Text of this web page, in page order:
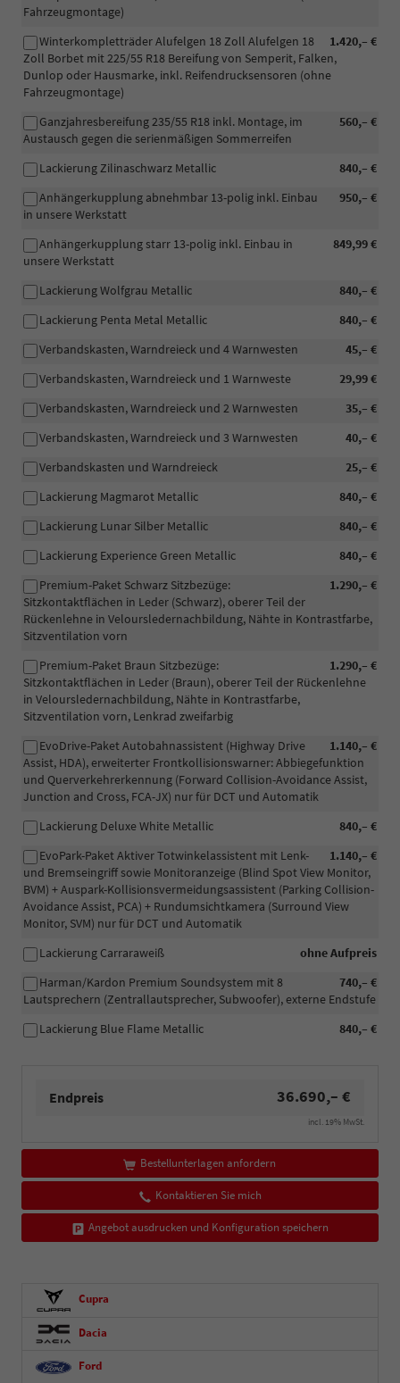
Fahrzeugmontage)
1.420,– €
Winterkompletträder Alufelgen 18 Zoll Alufelgen 18
Zoll Borbet mit 225/55 R18 Bereifung von Semperit, Falken,
Dunlop oder Hausmarke, inkl. Reifendrucksensoren (ohne
Fahrzeugmontage)
560,– €
Ganzjahresbereifung 235/55 R18 inkl. Montage, im
Austausch gegen die serienmäßigen Sommerreifen
840,– €
Lackierung Zilinaschwarz Metallic
950,– €
Anhängerkupplung abnehmbar 13-polig inkl. Einbau
in unsere Werkstatt
849,99 €
Anhängerkupplung starr 13-polig inkl. Einbau in
unsere Werkstatt
840,– €
Lackierung Wolfgrau Metallic
840,– €
Lackierung Penta Metal Metallic
45,– €
Verbandskasten, Warndreieck und 4 Warnwesten
29,99 €
Verbandskasten, Warndreieck und 1 Warnweste
35,– €
Verbandskasten, Warndreieck und 2 Warnwesten
40,– €
Verbandskasten, Warndreieck und 3 Warnwesten
25,– €
Verbandskasten und Warndreieck
840,– €
Lackierung Magmarot Metallic
840,– €
Lackierung Lunar Silber Metallic
840,– €
Lackierung Experience Green Metallic
1.290,– €
Premium-Paket Schwarz Sitzbezüge:
Sitzkontaktflächen in Leder (Schwarz), oberer Teil der
Rückenlehne in Veloursledernachbildung, Nähte in Kontrastfarbe,
Sitzventilation vorn
1.290,– €
Premium-Paket Braun Sitzbezüge:
Sitzkontaktflächen in Leder (Braun), oberer Teil der Rückenlehne
in Veloursledernachbildung, Nähte in Kontrastfarbe,
Sitzventilation vorn, Lenkrad zweifarbig
1.140,– €
EvoDrive-Paket Autobahnassistent (Highway Drive
Assist, HDA), erweiterter Frontkollisionswarner: Abbiegefunktion
und Querverkehrerkennung (Forward Collision-Avoidance Assist,
Junction and Cross, FCA-JX) nur für DCT und Automatik
840,– €
Lackierung Deluxe White Metallic
1.140,– €
EvoPark-Paket Aktiver Totwinkelassistent mit Lenk-
und Bremseingriff sowie Monitoranzeige (Blind Spot View Monitor,
BVM) + Auspark-Kollisionsvermeidungsassistent (Parking Collision-
Avoidance Assist, PCA) + Rundumsichtkamera (Surround View
Monitor, SVM) nur für DCT und Automatik
ohne Aufpreis
Lackierung Carraraweiß
740,– €
Harman/Kardon Premium Soundsystem mit 8
Lautsprechern (Zentrallautsprecher, Subwoofer), externe Endstufe
840,– €
Lackierung Blue Flame Metallic
Endpreis 36.690,– €
incl. 19% MwSt.
Bestellunterlagen anfordern
Kontaktieren Sie mich
Angebot ausdrucken und Konfiguration speichern
Cupra
Dacia
Ford